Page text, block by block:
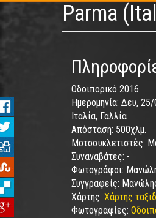
Parma
Οδοιπορικό 2016
Ημερομηνία: Δευ,
Ιταλία, Γαλλία
Απόσταση: 500χλμ.
Μοτοσυκλετιστές:
Συναναβάτες: -
Φωτογράφοι:
Συγγραφείς:
Χάρτης: Χάρτης
Φωτογραφίες: